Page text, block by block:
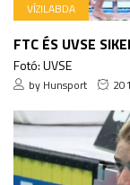
VÍZILABDA
FTC ÉS UVSE
Fotó: UVSE
by Hunsport